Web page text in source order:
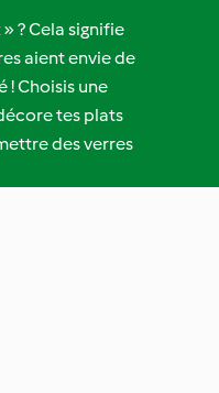
? Cela signifie
aient envie de
! Choisis une
tes plats
des verres